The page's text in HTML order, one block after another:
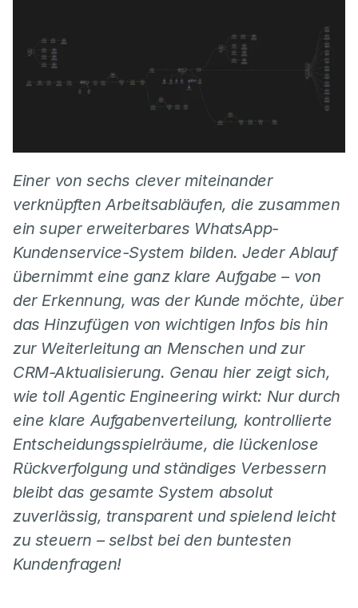
Einer von sechs clever miteinander
verknüpften Arbeitsabläufen, die zusammen
ein super erweiterbares WhatsApp-
Kundenservice-System bilden. Jeder Ablauf
übernimmt eine ganz klare Aufgabe – von
der Erkennung, was der Kunde möchte, über
das Hinzufügen von wichtigen Infos bis hin
zur Weiterleitung an Menschen und zur
CRM-Aktualisierung. Genau hier zeigt sich,
wie toll Agentic Engineering wirkt: Nur durch
eine klare Aufgabenverteilung, kontrollierte
Entscheidungsspielräume, die lückenlose
Rückverfolgung und ständiges Verbessern
bleibt das gesamte System absolut
zuverlässig, transparent und spielend leicht
zu steuern – selbst bei den buntesten
Kundenfragen!